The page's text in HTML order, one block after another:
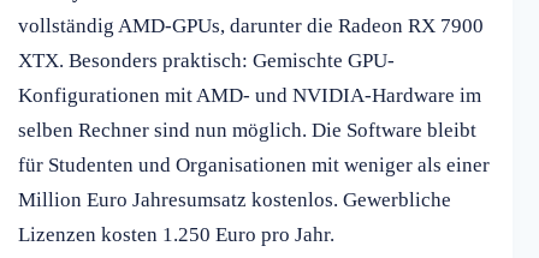
vollständig AMD-GPUs, darunter die Radeon RX 7900
XTX. Besonders praktisch: Gemischte GPU-
Konfigurationen mit AMD- und NVIDIA-Hardware im
selben Rechner sind nun möglich. Die Software bleibt
für Studenten und Organisationen mit weniger als einer
Million Euro Jahresumsatz kostenlos. Gewerbliche
Lizenzen kosten 1.250 Euro pro Jahr.